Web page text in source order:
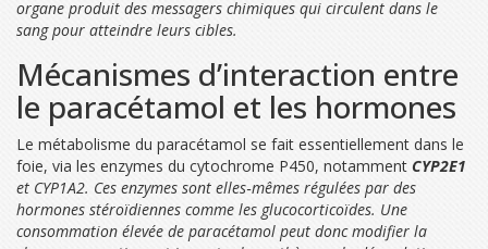
organe produit des messagers chimiques qui circulent dans le
sang pour atteindre leurs cibles.
Mécanismes d’interaction entre
le paracétamol et les hormones
Le métabolisme du paracétamol se fait essentiellement dans le
foie, via les enzymes du cytochrome P450, notamment CYP2E1
et CYP1A2. Ces enzymes sont elles‑mêmes régulées par des
hormones stéroïdiennes comme les glucocorticoïdes. Une
consommation élevée de paracétamol peut donc modifier la